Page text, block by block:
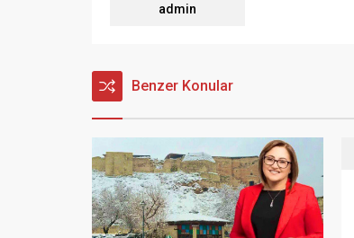
admin
Benzer Konular